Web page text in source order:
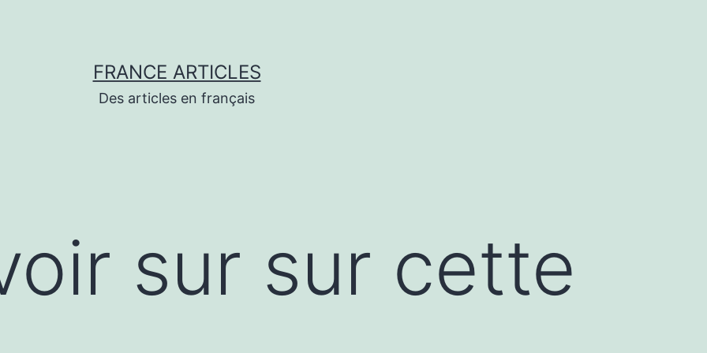
FRANCE ARTICLES
Des articles en français
sur sur cette